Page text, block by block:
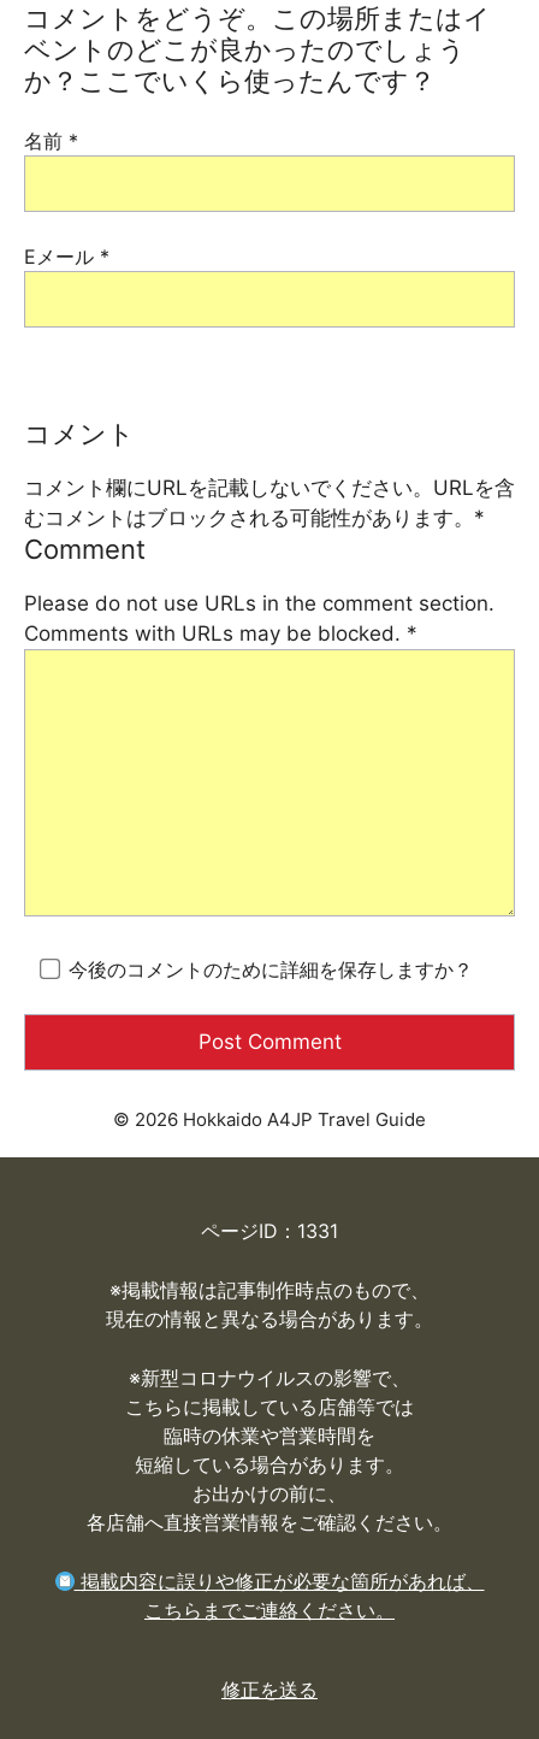
コメントをどうぞ。この場所またはイ
ベントのどこが良かったのでしょう
か？ここでいくら使ったんです？
名前 *
Eメール *
コメント
コメント欄にURLを記載しないでください。URLを含
むコメントはブロックされる可能性があります。 *
Comment
Please do not use URLs in the comment section.
Comments with URLs may be blocked. *
今後のコメントのために詳細を保存しますか？
© 2026 Hokkaido A4JP Travel Guide
ページID：1331
※掲載情報は記事制作時点のもので、
現在の情報と異なる場合があります。
※新型コロナウイルスの影響で、
こちらに掲載している店舗等では
臨時の休業や営業時間を
短縮している場合があります。
お出かけの前に、
各店舗へ直接営業情報をご確認ください。
掲載内容に誤りや修正が必要な箇所があれば、
こちらまでご連絡ください。
修正を送る